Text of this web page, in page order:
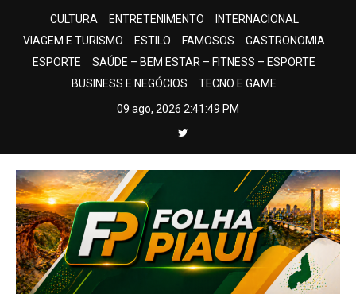
CULTURA ENTRETENIMENTO
INTERNACIONAL
VIAGEM E TURISMO
ESTILO FAMOSOS
GASTRONOMIA
ESPORTE
SAÚDE – BEM ESTAR – FITNESS – ESPORTE
BUSINESS E NEGÓCIOS
TECNO E GAME
09 ago, 2026 2:41:49 PM